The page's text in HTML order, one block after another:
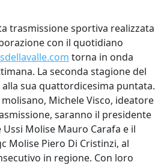
trasmissione sportiva realizzata
con il quotidiano
torna in onda
La seconda stagione del
sua quattordicesima puntata.
Michele Visco, ideatore
saranno il presidente
Molise Mauro Carafa e il
Molise Piero Di Cristinzi, al
in regione. Con loro